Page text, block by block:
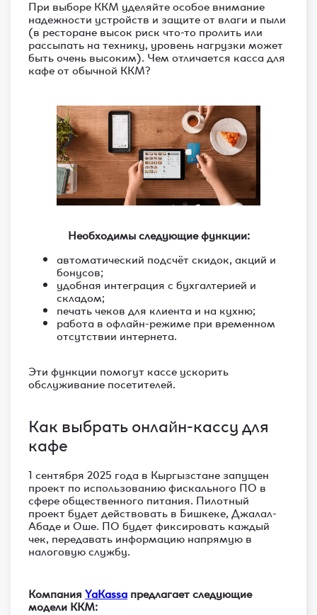
При выборе ККМ уделяйте особое внимание
надежности устройств и защите от влаги и пыли
(в ресторане высок риск что-то пролить или
рассыпать на технику, уровень нагрузки может
быть очень высоким). Чем отличается касса для
кафе от обычной ККМ?
Необходимы следующие функции:
автоматический подсчёт скидок, акций и
бонусов;
удобная интеграция с бухгалтерией и
складом;
печать чеков для клиента и на кухню;
работа в офлайн-режиме при временном
отсутствии интернета.
Эти функции помогут кассе ускорить
обслуживание посетителей.
Как выбрать онлайн-кассу для
кафе
1 сентября 2025 года в Кыргызстане запущен
проект по использованию фискального ПО в
сфере общественного питания. Пилотный
проект будет действовать в Бишкеке, Джалал-
Абаде и Оше. ПО будет фиксировать каждый
чек, передавать информацию напрямую в
налоговую службу.
КомпанияYaKassa предлагает следующие
модели ККМ: